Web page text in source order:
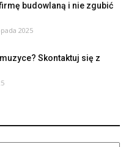
budowlaną i nie zgubić
2025
Skontaktuj się z